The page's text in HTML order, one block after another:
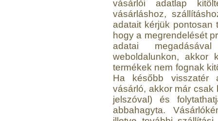
vásárlói adatlap
vásárláshoz,
adatait kérjük pontosan
hogy a megrendelését
adatai
weboldalunkon, akkor
termékek nem fognak
Ha később visszatér
vásárló, akkor már csak
jelszóval) és
abbahagyta.